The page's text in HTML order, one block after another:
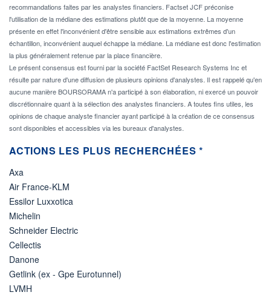
recommandations faites par les analystes financiers. Factset JCF préconise
l'utilisation de la médiane des estimations plutôt que de la moyenne. La moyenne
présente en effet l'inconvénient d'être sensible aux estimations extrêmes d'un
échantillon, inconvénient auquel échappe la médiane. La médiane est donc l'estimation
la plus généralement retenue par la place financière.
Le présent consensus est fourni par la société FactSet Research Systems Inc et
résulte par nature d'une diffusion de plusieurs opinions d'analystes. Il est rappelé qu'en
aucune manière BOURSORAMA n'a participé à son élaboration, ni exercé un pouvoir
discrétionnaire quant à la sélection des analystes financiers. A toutes fins utiles, les
opinions de chaque analyste financier ayant participé à la création de ce consensus
sont disponibles et accessibles via les bureaux d'analystes.
ACTIONS LES PLUS RECHERCHÉES *
Axa
Air France-KLM
Essilor Luxxotica
Michelin
Schneider Electric
Cellectis
Danone
Getlink (ex - Gpe Eurotunnel)
LVMH